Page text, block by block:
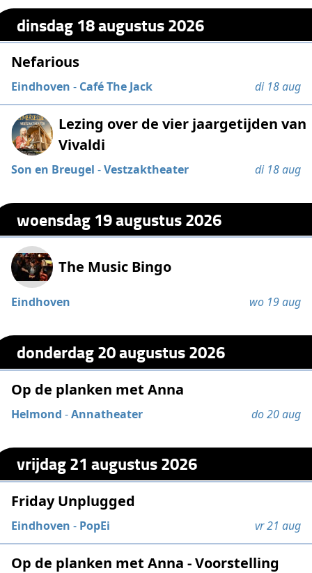
dinsdag 18 augustus 2026
Nefarious
Eindhoven - Café The Jack di 18 aug
Lezing over de vier jaargetijden van
Vivaldi
Son en Breugel -Vestzaktheater di 18 aug
woensdag 19 augustus 2026
The Music Bingo
Eindhoven wo 19 aug
donderdag 20 augustus 2026
Op de planken met Anna
Helmond -Annatheater do 20 aug
vrijdag 21 augustus 2026
Friday Unplugged
Eindhoven - PopEi vr 21 aug
Op de planken met Anna - Voorstelling